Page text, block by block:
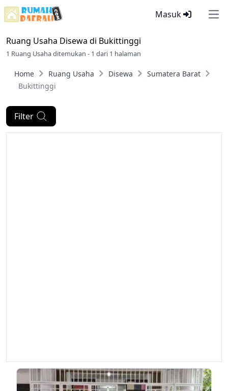
Masuk
Ruang Usaha Disewa di Bukittinggi
1 Ruang Usaha ditemukan - 1 dari 1 halaman
Home Ruang Usaha Disewa
Sumatera Barat
Bukittinggi
Filter